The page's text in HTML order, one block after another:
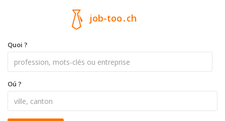
job-too.ch
Quoi ?
Oú ?